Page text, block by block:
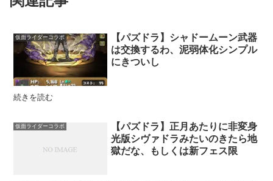
仮面ライダーコラボ
【パズドラ】シャドームーン武器
は交換するわ、泥弱体化シンプル
にきついし
続きを読む
仮面ライダーコラボ
【パズドラ】正月あたりに非変身
光版シヴァドラみたいのきたら地
獄だな、もしくは新フェス限